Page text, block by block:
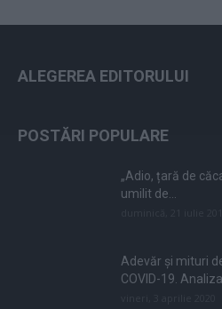
ALEGEREA EDITORULUI
POSTĂRI POPULARE
„Adio, țară de
umilit de...
Adevăr și mituri
COVID-19. Analiza